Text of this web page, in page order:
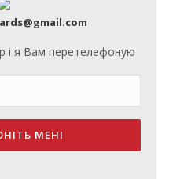
і я Вам перетелефоную
МЕНІ